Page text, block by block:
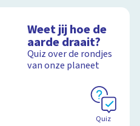
Weet jij hoe de
aarde draait?
Quiz over de rondjes
van onze planeet
Quiz